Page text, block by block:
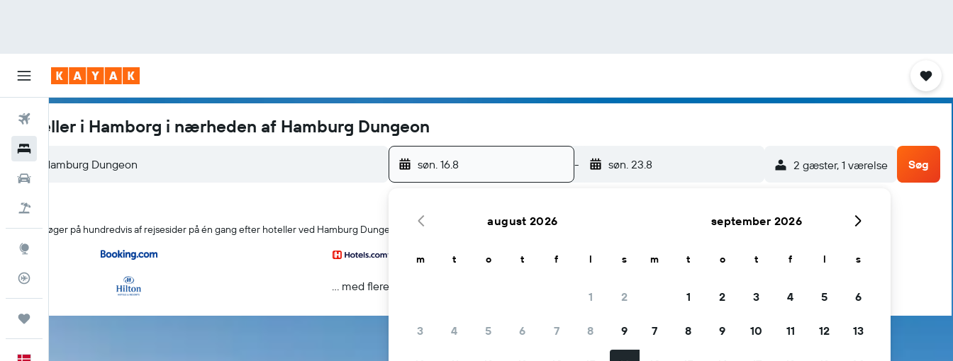
Fly
Trips
Hoteller i Hamborg i nærheden af Hamburg Dungeon
søn. 16.8 - søn. 23.8 2 gæster, 1 værelse Søg
KAYAK søger på hundredvis af rejsesider på én gang efter hoteller ved Hamburg Dungeon i Hamborg
... med flere
august 2026
m t o t f l s
1 2
3 4 5 6 7 8 9
september 2026
m t o t f l s
1 2 3 4 5 6
7 8 9 10 11 12 13